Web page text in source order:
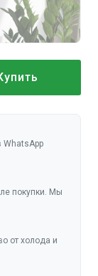
покупки. Мы
от холода и